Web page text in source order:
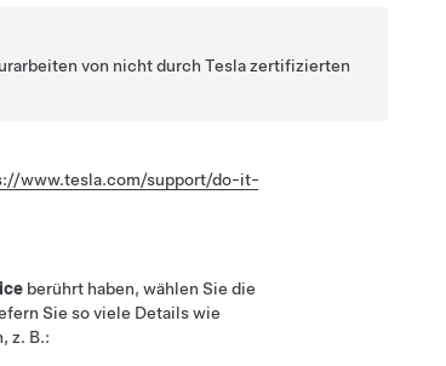
von nicht durch Tesla zertifizierten
www.tesla.com/support/do-it-
berührt haben, wählen Sie die
Sie so viele Details wie
z. B.: